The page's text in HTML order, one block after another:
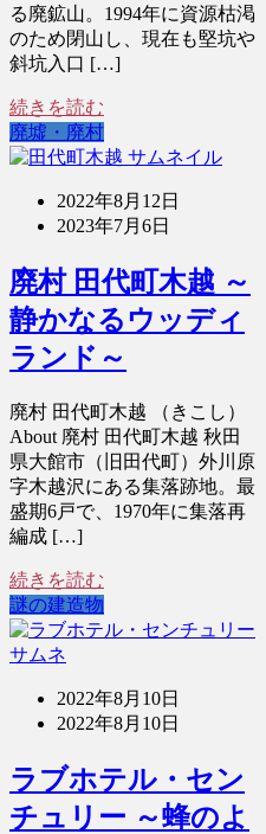
る廃鉱山。1994年に資源枯渇
のため閉山し、現在も堅坑や
斜坑入口 […]
続きを読む
廃墟・廃村
2022年8月12日
2023年7月6日
廃村 田代町木越 ～
静かなるウッディ
ランド～
廃村 田代町木越 （きこし）
About 廃村 田代町木越 秋田
県大館市（旧田代町）外川原
字木越沢にある集落跡地。最
盛期6戸で、1970年に集落再
編成 […]
続きを読む
謎の建造物
2022年8月10日
2022年8月10日
ラブホテル・セン
チュリー ～蜂のよ